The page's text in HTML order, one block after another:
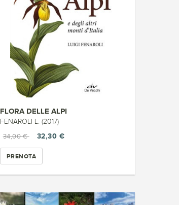
FLORA DELLE ALPI
FENAROLI L. (2017)
34,00 €
32,30 €
PRENOTA